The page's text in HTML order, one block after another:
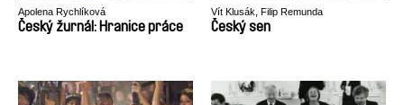
Apolena Rychlíková
Český žurnál: Hranice práce
Vít Klusák, Filip Remunda
Český sen